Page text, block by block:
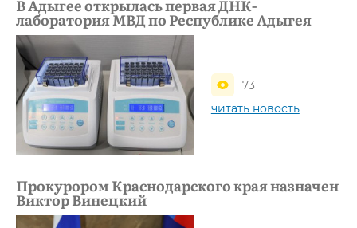
В Адыгее открылась первая ДНК-
лаборатория МВД по Республике Адыгея
73
читать новость
Прокурором Краснодарского края назначен
Виктор Винецкий